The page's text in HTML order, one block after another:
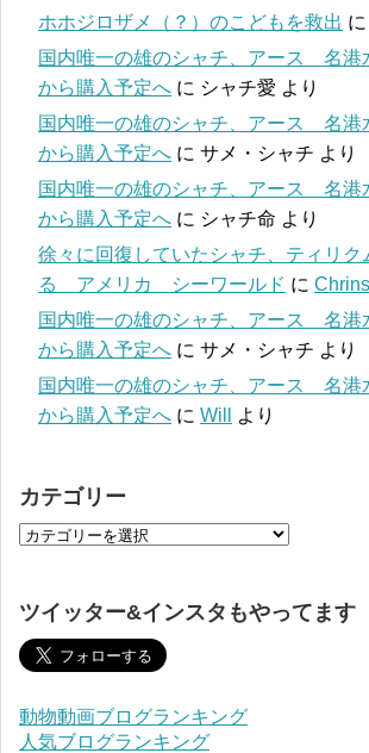
ホホジロザメ（？）のこどもを救出 に
国内唯一の雄のシャチ、アース 名港
から購入予定へ に シャチ愛 より
国内唯一の雄のシャチ、アース 名港
から購入予定へ に サメ・シャチ より
国内唯一の雄のシャチ、アース 名港
から購入予定へ に シャチ命 より
徐々に回復していたシャチ、ティリク
る アメリカ シーワールド に
国内唯一の雄のシャチ、アース 名港
から購入予定へ に サメ・シャチ より
国内唯一の雄のシャチ、アース 名港
から購入予定へ に Will より
カテゴリー
ツイッター&インスタもやってます
動物動画ブログランキング
人気ブログランキング